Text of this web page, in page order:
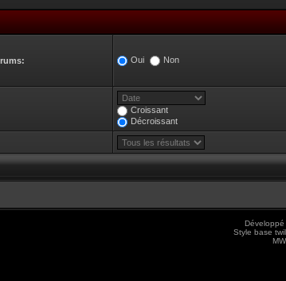
Oui Non
Croissant
Décroissant
Développé
Style base